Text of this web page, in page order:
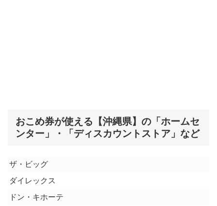
おこめ券が使える【沖縄県】の「ホームセ
ンター」・「ディスカウントストア」など
ザ・ビッグ
ダイレックス
ドン・キホーテ